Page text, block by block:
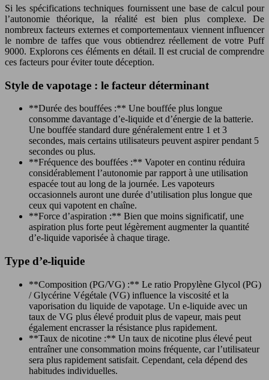
Si les spécifications techniques fournissent une base de calcul pour
l’autonomie théorique, la réalité est bien plus complexe. De
nombreux facteurs externes et comportementaux viennent influencer
le nombre de taffes que vous obtiendrez réellement de votre Puff
9000. Explorons ces éléments en détail. Il est crucial de comprendre
ces facteurs pour éviter toute déception.
Style de vapotage : le facteur déterminant
**Durée des bouffées :** Une bouffée plus longue
consomme davantage d’e-liquide et d’énergie de la batterie.
Une bouffée standard dure généralement entre 1 et 3
secondes, mais certains utilisateurs peuvent aspirer pendant 5
secondes ou plus.
**Fréquence des bouffées :** Vapoter en continu réduira
considérablement l’autonomie par rapport à une utilisation
espacée tout au long de la journée. Les vapoteurs
occasionnels auront une durée d’utilisation plus longue que
ceux qui vapotent en chaîne.
**Force d’aspiration :** Bien que moins significatif, une
aspiration plus forte peut légèrement augmenter la quantité
d’e-liquide vaporisée à chaque tirage.
Type d’e-liquide
**Composition (PG/VG) :** Le ratio Propylène Glycol (PG)
/ Glycérine Végétale (VG) influence la viscosité et la
vaporisation du liquide de vapotage. Un e-liquide avec un
taux de VG plus élevé produit plus de vapeur, mais peut
également encrasser la résistance plus rapidement.
**Taux de nicotine :** Un taux de nicotine plus élevé peut
entraîner une consommation moins fréquente, car l’utilisateur
sera plus rapidement satisfait. Cependant, cela dépend des
habitudes individuelles.